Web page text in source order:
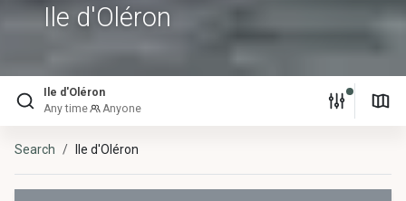
Ile d'Oléron
Ile d'Oléron
Any time
Anyone
Search Ile d'Oléron